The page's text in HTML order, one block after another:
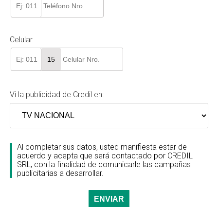
Celular
Vi la publicidad de Credil en:
Al completar sus datos, usted manifiesta estar de
acuerdo y acepta que será contactado por CREDIL
SRL, con la finalidad de comunicarle las campañas
publicitarias a desarrollar.